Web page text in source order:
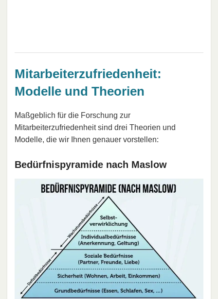
Mitarbeiterzufriedenheit:
Modelle und Theorien
Maßgeblich für die Forschung zur
Mitarbeiterzufriedenheit sind drei Theorien und
Modelle, die wir Ihnen genauer vorstellen:
Bedürfnispyramide nach Maslow